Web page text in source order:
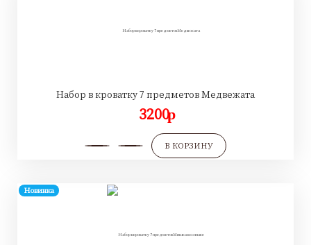
Набор в кроватку 7 предметов Медвежата
3200p
В КОРЗИНУ
Новинка